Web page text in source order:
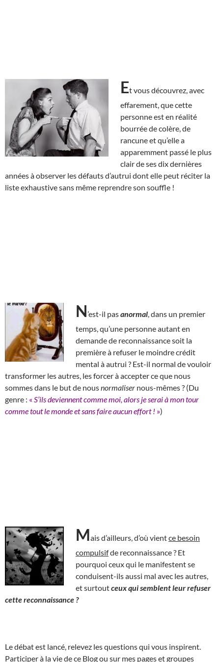
Et vous découvrez, avec
effarement, que cette
personne est en réalité
bourrée de colère, de
rancune et qu’elle a
apparemment passé le plus
clair de ses dix dernières
années à observer les défauts d’autrui dont elle peut réciter la
liste exhaustive sans même reprendre son souffle !
N’est-il pasanormal , dans un premier
temps, qu’une personne autant en
demande de reconnaissance soit la
première à refuser le moindre crédit
mental à autrui ? Est-il normal de vouloir
transformer les autres, les forcer à accepter ce que nous
sommes dans le but de nousnormaliser nous-mêmes ? (Du
genre : « S’ils deviennent comme moi, alors je serai à mon tour
comme tout le monde et sans faire aucun effort ! »)
Mais d’ailleurs, d’où vientce besoin
compulsifde reconnaissance ? Et
pourquoi ceux qui le manifestent se
conduisent-ils aussi mal avec les autres,
et surtoutceux qui semblent leur refuser
cette reconnaissance ?
Le débat est lancé, relevez les questions qui vous inspirent.
Participer à la vie de ce Blog ou sur mes pages et groupes